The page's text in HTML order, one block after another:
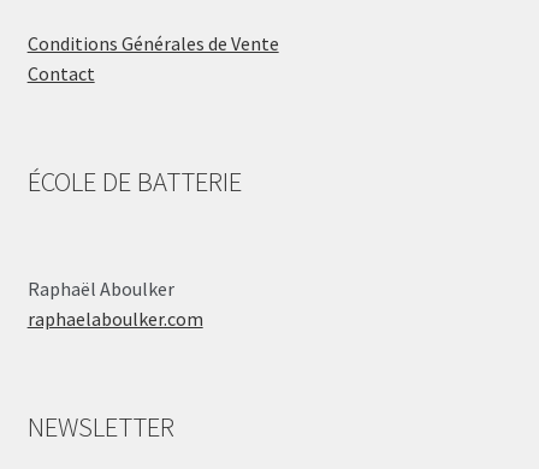
Conditions Générales de Vente
Contact
ÉCOLE DE BATTERIE
Raphaël Aboulker
raphaelaboulker.com
NEWSLETTER